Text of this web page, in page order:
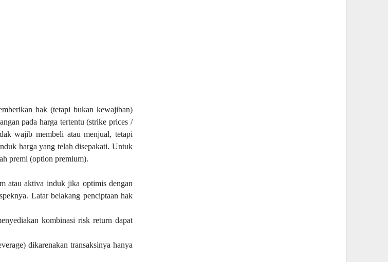
hak (tetapi bukan kewajiban)
pada harga tertentu (strike prices /
wajib membeli atau menjual, tetapi
harga yang telah disepakati. Untuk
premi (option premium).
atau aktiva induk jika optimis dengan
Latar belakang penciptaan hak
kombinasi risk return dapat
dikarenakan transaksinya hanya